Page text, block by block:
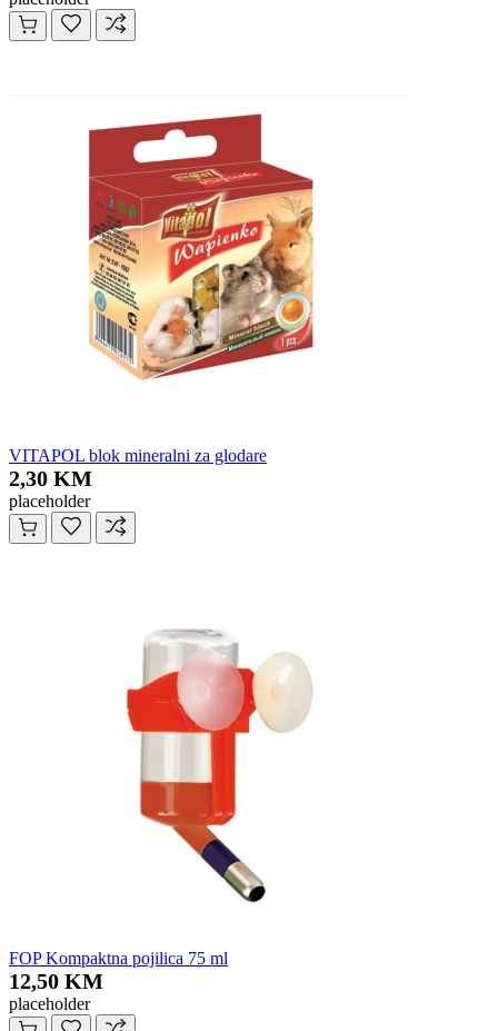
VITAPOL blok mineralni za glodare
2,30 KM
placeholder
FOP Kompaktna pojilica 75 ml
12,50 KM
placeholder